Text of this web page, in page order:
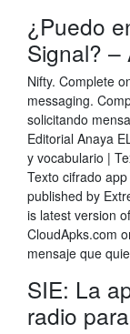
¿Puedo
Signal? –
Nifty. Complete
messaging.
solicitando
Editorial Anaya
y vocabulario |
Texto cifrado
published by
is latest version
CloudApks.com
mensaje que
SIE: La
radio